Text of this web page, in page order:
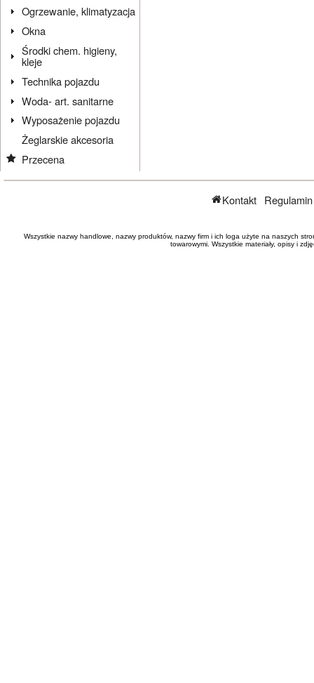
Ogrzewanie, klimatyzacja
Okna
Środki chem. higieny,
kleje
Technika pojazdu
Woda- art. sanitarne
Wyposażenie pojazdu
Żeglarskie akcesoria
Przecena
Kontakt
Wszystkie nazwy handlowe, nazwy produktów, nazwy firm i ich loga użyte na naszych
towarowymi. Wszystkie materiały, opisy i